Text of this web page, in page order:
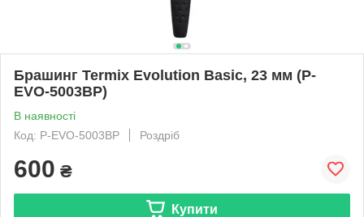
Брашинг Termix Evolution Basic, 23 мм (P-
EVO-5003BP)
В наявності
Код: P-EVO-5003BP
Роздріб
600 ₴
Купити